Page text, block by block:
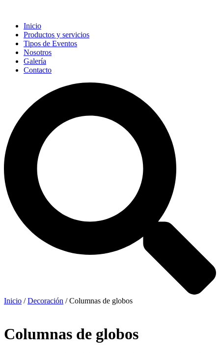
Inicio
Productos y servicios
Tipos de Eventos
Nosotros
Galería
Contacto
Inicio /Decoración / Columnas de globos
Columnas de globos